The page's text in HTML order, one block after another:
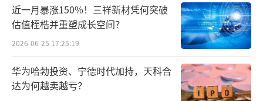
作为持股十八年的元老级股东，顾晓磊与
顾美芳在公司业绩“丰收时刻”几乎清仓式的
客观而言，两人并非昭衍新药的实际经营
近一月暴涨150%！三祥新材凭何突破
估值桎梏并重塑成长空间？
2026-06-25 17:25:19
华为哈勃投资、宁德时代加持，天科合
达为何越卖越亏？